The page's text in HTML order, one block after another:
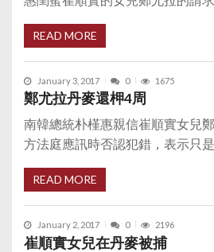
READ MORE
January 3, 2017 0 1675
鄭尤拉丹麥還柙4周
南韓總統朴槿惠親信崔順實女兒
方法庭應訊時否認犯錯，表示只是
READ MORE
January 2, 2017 0 2196
崔順實女兒在丹麥被捕